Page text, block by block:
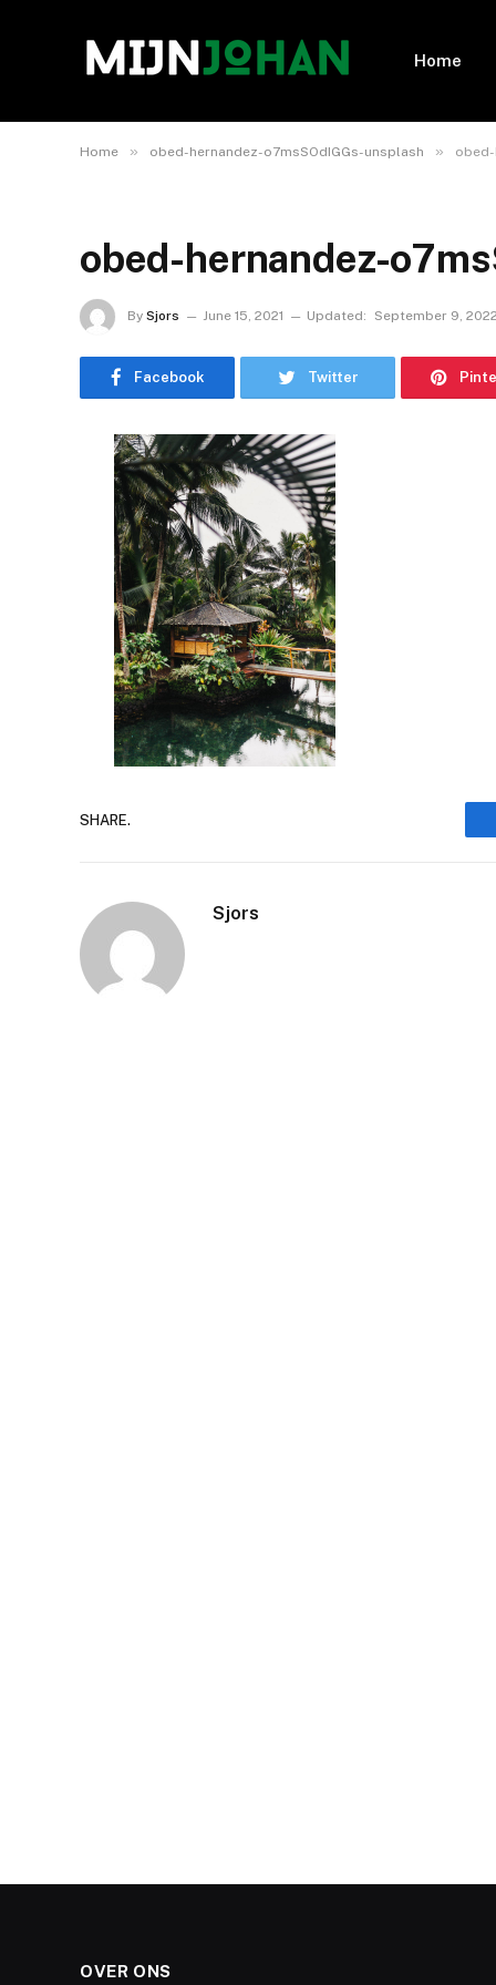
Home
Home » obed-hernandez-o7msSOdIGGs-unsplash »
obed-hernandez-
By Sjors June 15, 2021 Updated: September 9, 2022
Facebook Twitter
SHARE.
Sjors
OVER ONS